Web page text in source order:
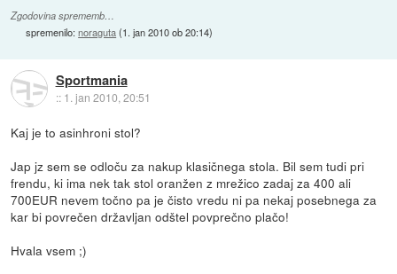
Zgodovina sprememb…
spremenilo:noraguta(1. jan 2010 ob 20:14)
Sportmania
:: 1. jan 2010, 20:51
Kaj je to asinhroni stol?
Jap jz sem se odloču za nakup klasičnega stola. Bil sem tudi pri
frendu, ki ima nek tak stol oranžen z mrežico zadaj za 400 ali
700EUR nevem točno pa je čisto vredu ni pa nekaj posebnega za
kar bi povrečen državljan odštel povprečno plačo!
Hvala vsem ;)